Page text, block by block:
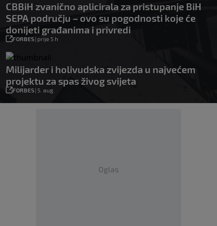
CBBiH zvanično aplicirala za pristupanje BiH
SEPA području – ovo su pogodnosti koje će
donijeti građanima i privredi
FORBES| prije 5 h
Milijarder i holivudska zvijezda u najvećem
projektu za spas živog svijeta
FORBES| 5. aug.
Oglas